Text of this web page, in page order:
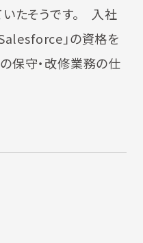
たそうです。 入社
」の資格を
保守・改修業務の仕